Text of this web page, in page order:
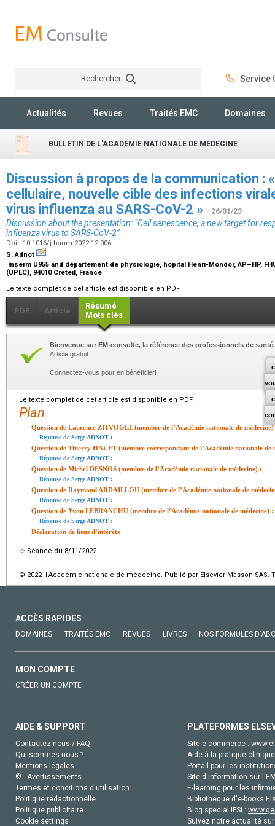
Rechercher Service
Actualités Revues Traités EMC Domaines
BULLETIN DE L'ACADÉMIE NATIONALE DE MÉDECINE
Discussion à propos de la communication :
cellulaire, nouvelle cible des infections
virus influenza au SARS-CoV-2 » - 26/01/23
Discussion about the presentation: “Cell senescence, a new target for
influenza virus to SARS-CoV-2”
Doi : 10.1016/j.banm.2022.12.006
S. Adnot
Inserm U955 and département de physiologie, hôpital Henri-Mondor, AP–HP,
(UPEC), 94010 Créteil, France
Le texte complet de cet article est disponible en PDF.
PDF Article
Résumé
Mots clés
Bienvenue sur EM-consulte, la référence des professionnels de santé.
Article gratuit.
Connectez-vous pour en bénéficier!
Le texte complet de cet article est disponible en PDF.
Plan
Question de Laurence ZITVOGEL (membre de l’Académie nationale de
Réponse de Serge ADNOT :
Question de Thierry HAUET (membre correspondant de l’Académie nationale de
Réponse de Serge ADNOT :
Question de Michel DESNOS (membre de l’Académie nationale de médecine) :
Réponse de Serge ADNOT :
Question de Raymond ARDAILLOU (membre de l’Académie nationale de
Réponse de Serge ADNOT :
Question de Yvon LEBRANCHU (membre de l’Académie nationale de médecine) :
Réponse de Serge ADNOT :
Déclaration de liens d’intérêts
☆ Séance du 8/11/2022.
© 2022 l'Académie nationale de médecine. Publié par Elsevier Masson SAS.
ACCÈS RAPIDES
DOMAINES TRAITÉS EMC REVUES LIVRES NOS FORMULES
MON COMPTE
CRÉER UN COMPTE
AIDE & SUPPORT
Contactez-nous / FAQ
Qui sommes-nous ?
Mentions légales
© - Avertissements
Termes et conditions d'utilisation
Politique rédactionnelle
Politique publicitaire
Cookie settings
PLATEFORMES
Site e-commerce :
Aide à la pratique
Portail pour les
Site d'information sur
E-learning pour les
Bibliothèque d'e-books
Blog special IFSI :
Suivez notre actualité